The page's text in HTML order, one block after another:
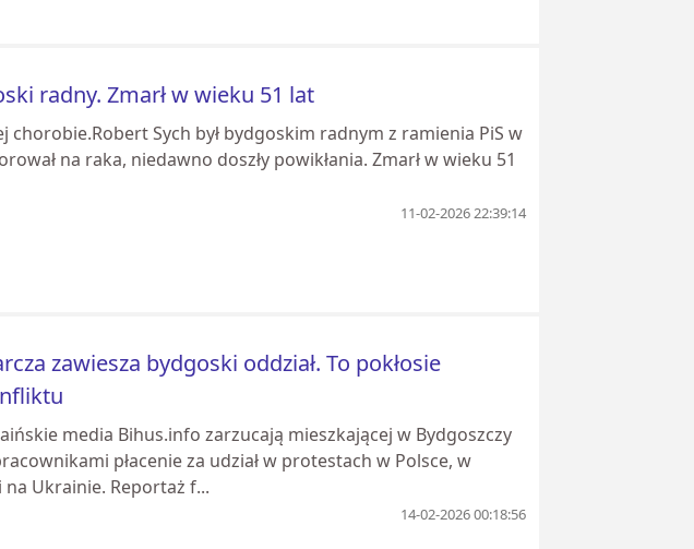
radny. Zmarł w wieku 51 lat
chorobie.Robert Sych był bydgoskim radnym z ramienia PiS w
na raka, niedawno doszły powikłania. Zmarł w wieku 51
11-02-2026 22:39:14
zawiesza bydgoski oddział. To pokłosie
media Bihus.info zarzucają mieszkającej w Bydgoszczy
płacenie za udział w protestach w Polsce, w
Ukrainie. Reportaż f...
14-02-2026 00:18:56